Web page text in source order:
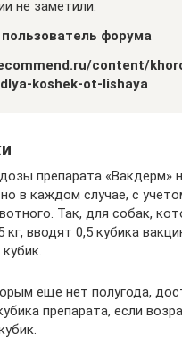
не заметили.
форума
content/
koshek-ot-lishaya
препарата «Вакдерм»
в каждом случае, с
Так, для собак,
вводят 0,5 кубика
еще нет полугода,
препарата, если